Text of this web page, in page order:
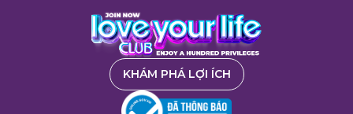
KHÁM PHÁ LỢI ÍCH